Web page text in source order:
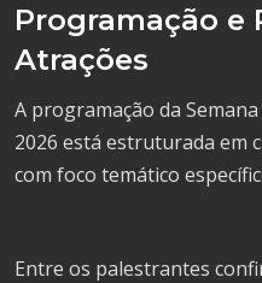
Programação e
Atrações
A programação da
2026 está estruturada em
com foco temático
Entre os palestrantes